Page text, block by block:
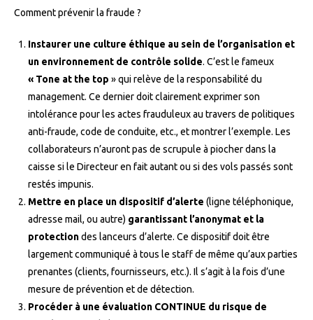
Comment prévenir la fraude ?
Instaurer une culture éthique au sein de l’organisation et
un environnement de contrôle solide. C’est le fameux
« Tone at the top » qui relève de la responsabilité du
management. Ce dernier doit clairement exprimer son
intolérance pour les actes frauduleux au travers de politiques
anti-fraude, code de conduite, etc., et montrer l’exemple. Les
collaborateurs n’auront pas de scrupule à piocher dans la
caisse si le Directeur en fait autant ou si des vols passés sont
restés impunis.
Mettre en place un dispositif d’alerte (ligne téléphonique,
adresse mail, ou autre) garantissant l’anonymat et la
protectiondes lanceurs d’alerte. Ce dispositif doit être
largement communiqué à tous le staff de même qu’aux parties
prenantes (clients, fournisseurs, etc.). Il s’agit à la fois d’une
mesure de prévention et de détection.
Procéder à une évaluation CONTINUE du risque de